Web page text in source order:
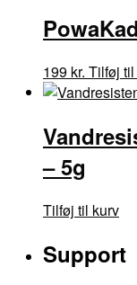
199 kr. Tilføj
– 5g
Tilføj til kurv
Support